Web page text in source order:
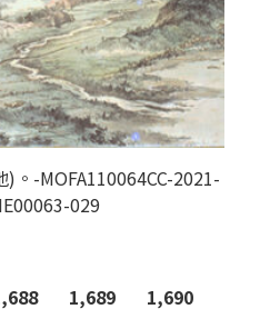
。-MOFA110064CC-2021-
029
1,689
1,690